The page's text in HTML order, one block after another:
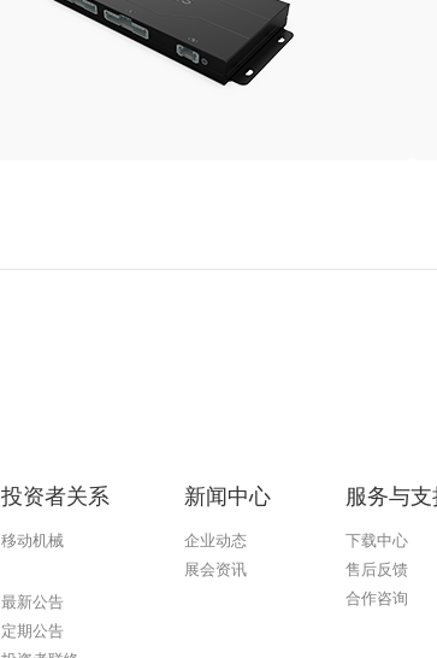
投资者关系
移动机械
最新公告
定期公告
新闻中心
企业动态
展会资讯
服务与支
下载中心
售后反馈
合作咨询